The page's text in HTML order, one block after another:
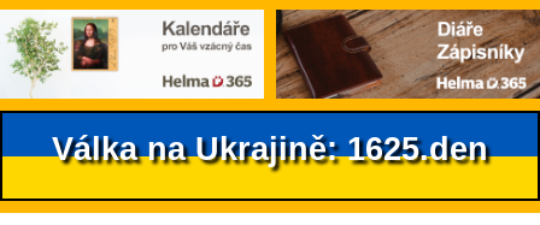
Válka na Ukrajině: 1625.den